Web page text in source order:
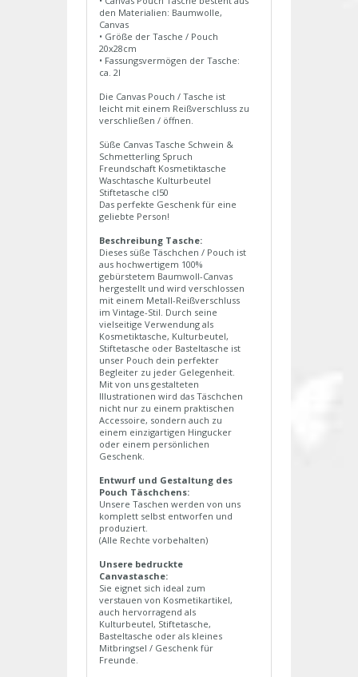
den Materialien: Baumwolle,
Canvas
• Größe der Tasche / Pouch
20x28cm
• Fassungsvermögen der Tasche:
ca. 2l
Die Canvas Pouch / Tasche ist
leicht mit einem Reißverschluss zu
verschließen / öffnen.
Süße Canvas Tasche Schwein &
Schmetterling Spruch
Freundschaft Kosmetiktasche
Waschtasche Kulturbeutel
Stiftetasche cl50
Das perfekte Geschenk für eine
geliebte Person!
Beschreibung Tasche:
Dieses süße Täschchen / Pouch ist
aus hochwertigem 100%
gebürstetem Baumwoll-Canvas
hergestellt und wird verschlossen
mit einem Metall-Reißverschluss
im Vintage-Stil. Durch seine
vielseitige Verwendung als
Kosmetiktasche, Kulturbeutel,
Stiftetasche oder Basteltasche ist
unser Pouch dein perfekter
Begleiter zu jeder Gelegenheit.
Mit von uns gestalteten
Illustrationen wird das Täschchen
nicht nur zu einem praktischen
Accessoire, sondern auch zu
einem einzigartigen Hingucker
oder einem persönlichen
Geschenk.
Entwurf und Gestaltung des
Pouch Täschchens:
Unsere Taschen werden von uns
komplett selbst entworfen und
produziert.
(Alle Rechte vorbehalten)
Unsere bedruckte
Canvastasche:
Sie eignet sich ideal zum
verstauen von Kosmetikartikel,
auch hervorragend als
Kulturbeutel, Stiftetasche,
Basteltasche oder als kleines
Mitbringsel / Geschenk für
Freunde.